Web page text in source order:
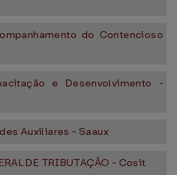
do Contencioso
e Desenvolvimento -
Auxiliares - Saaux
DE TRIBUTAÇÃO - Cosit